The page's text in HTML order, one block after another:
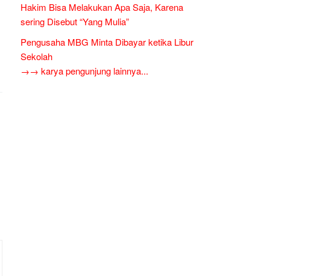
Hakim Bisa Melakukan Apa Saja, Karena
sering Disebut “Yang Mulia”
Pengusaha MBG Minta Dibayar ketika Libur
Sekolah
→→ karya pengunjung lainnya...